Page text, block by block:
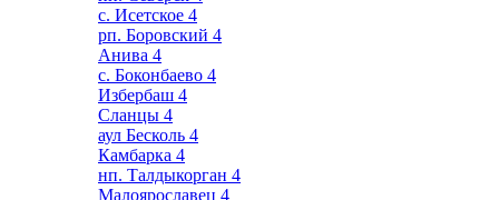
с. Исетское 4
рп. Боровский 4
Анива 4
с. Боконбаево 4
Избербаш 4
Сланцы 4
аул Бесколь 4
Камбарка 4
нп. Талдыкорган 4
Малоярославец 4